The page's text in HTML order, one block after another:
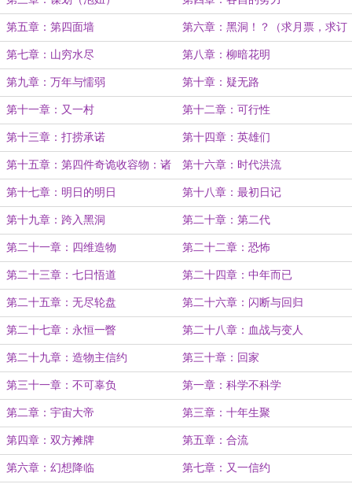
第五章：第四面墙 第六章：黑洞！？（求月票，求订
阅）
第七章：山穷水尽 第八章：柳暗花明
第九章：万年与懦弱 第十章：疑无路
第十一章：又一村 第十二章：可行性
第十三章：打捞承诺 第十四章：英雄们
第十五章：第四件奇诡收容物：诸
葛村
第十六章：时代洪流
第十七章：明日的明日 第十八章：最初日记
第十九章：跨入黑洞 第二十章：第二代
第二十一章：四维造物 第二十二章：恐怖
第二十三章：七日悟道 第二十四章：中年而已
第二十五章：无尽轮盘 第二十六章：闪断与回归
第二十七章：永恒一瞥 第二十八章：血战与变人
第二十九章：造物主信约 第三十章：回家
第三十一章：不可辜负 第一章：科学不科学
第二章：宇宙大帝 第三章：十年生聚
第四章：双方摊牌 第五章：合流
第六章：幻想降临 第七章：又一信约